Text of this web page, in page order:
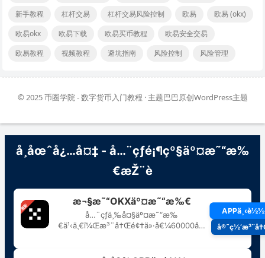
新手教程
杠杆交易 杠杆交易风险控制 欧易
欧易 (okx)
欧易okx
欧易下载 欧易买币教程
欧易安全交易
欧易教程
视频教程 避坑指南 风险控制 风险管理
© 2025币圈学院 - 数字货币入门教程 · 主题巴巴原创WordPress主题